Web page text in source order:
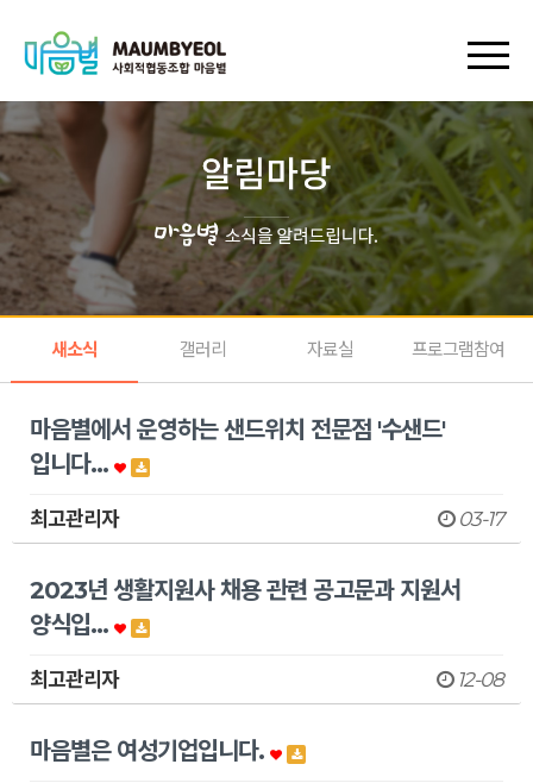
새소식 갤러리 자료실 프로그램참여
마음별에서 운영하는 샌드위치 전문점 '수샌드'
입니다…
최고관리자 03-17
2023년 생활지원사 채용 관련 공고문과 지원서
양식입…
최고관리자 12-08
마음별은 여성기업입니다.